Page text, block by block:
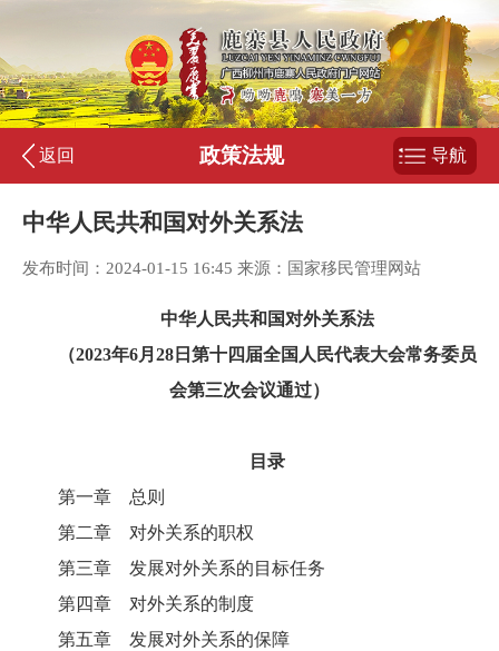
返回 政策法规 导航
中华人民共和国对外关系法
发布时间：2024-01-15 16:45 来源：国家移民管理网站
中华人民共和国对外关系法
（2023年6月28日第十四届全国人民代表大会常务委员
会第三次会议通过）
目录
第一章 总则
第二章 对外关系的职权
第三章 发展对外关系的目标任务
第四章 对外关系的制度
第五章 发展对外关系的保障